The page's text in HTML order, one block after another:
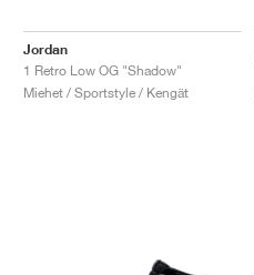
Jordan
1 Retro Low OG "Shadow"
Miehet / Sportstyle / Kengät